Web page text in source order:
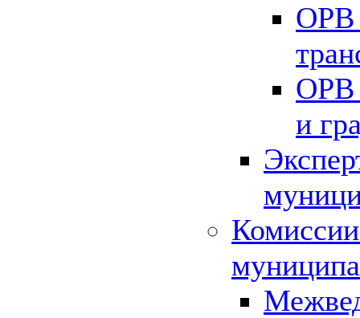
ОРВ
ОРВ
и